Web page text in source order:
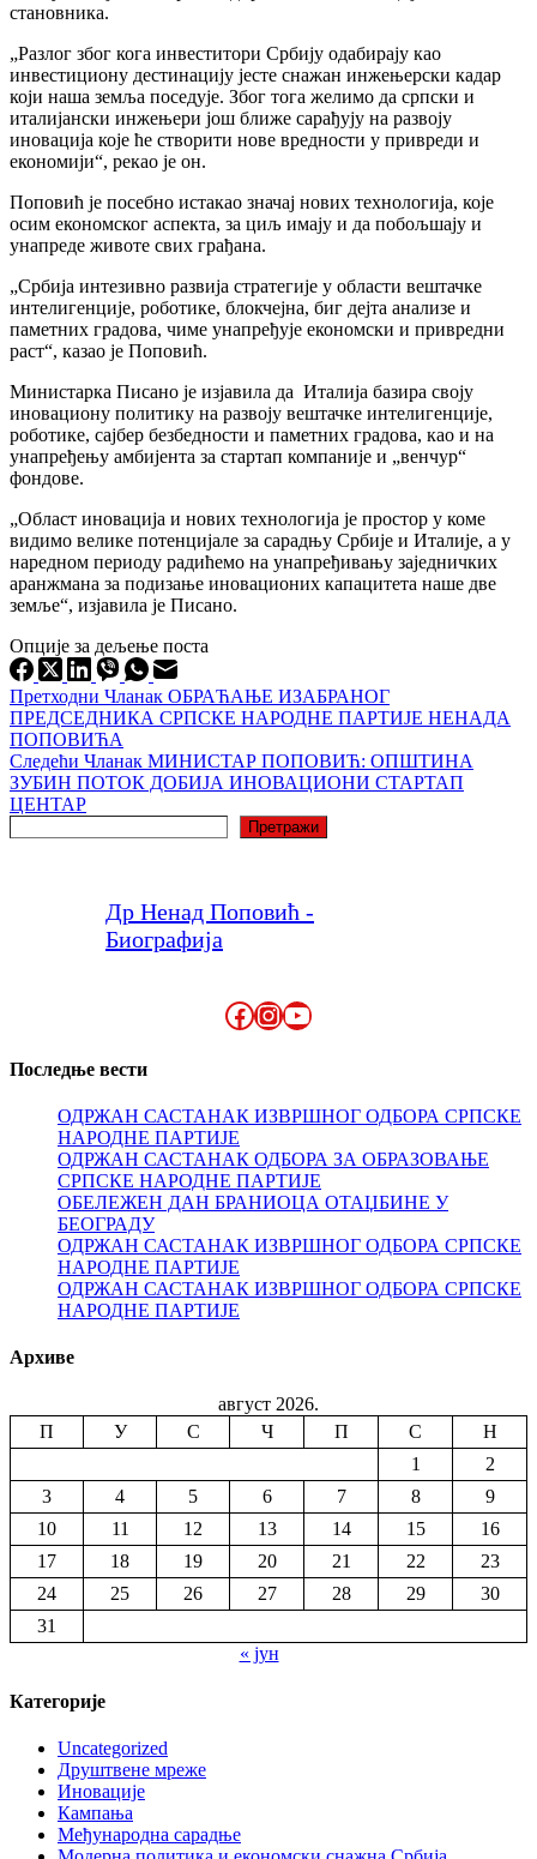
становника.
„Разлог због кога инвеститори Србију одабирају као
инвестициону дестинацију јесте снажан инжењерски кадар
који наша земља поседује. Због тога желимо да српски и
италијански инжењери још ближе сарађују на развоју
иновација које ће створити нове вредности у привреди и
економији“, рекао је он.
Поповић је посебно истакао значај нових технологија, које
осим економског аспекта, за циљ имају и да побољшају и
унапреде животе свих грађана.
„Србија интезивно развија стратегије у области вештачке
интелигенције, роботике, блокчејна, биг дејта анализе и
паметних градова, чиме унапређује економски и привредни
раст“, казао је Поповић.
Министарка Писано је изјавила да Италија базира своју
иновациону политику на развоју вештачке интелигенције,
роботике, сајбер безбедности и паметних градова, као и на
унапређењу амбијента за стартап компаније и „венчур“
фондове.
„Област иновација и нових технологија је простор у коме
видимо велике потенцијале за сарадњу Србије и Италије, а у
наредном периоду радићемо на унапређивању заједничких
аранжмана за подизање иновационих капацитета наше две
земље“, изјавила је Писано.
Опције за дељење поста
Претходни Чланак ОБРАЋАЊЕ ИЗАБРАНОГ
ПРЕДСЕДНИКА СРПСКЕ НАРОДНЕ ПАРТИЈЕ НЕНАДА
ПОПОВИЋА
Следећи Чланак МИНИСТАР ПОПОВИЋ: OПШТИНА
ЗУБИН ПОТОК ДОБИЈА ИНОВАЦИОНИ СТАРТАП
ЦЕНТАР
Претражи
Др Ненад Поповић -
Биографија
Facebook
Instagram
YouTube
Последње вести
ОДРЖАН САСТАНАК ИЗВРШНОГ ОДБОРА СРПСКЕ
НАРОДНЕ ПАРТИЈЕ
ОДРЖАН САСТАНАК ОДБОРА ЗА ОБРАЗОВАЊЕ
СРПСКЕ НАРОДНЕ ПАРТИЈЕ
ОБЕЛЕЖЕН ДАН БРАНИОЦА ОТАЏБИНЕ У
БЕОГРАДУ
ОДРЖАН САСТАНАК ИЗВРШНОГ ОДБОРА СРПСКЕ
НАРОДНЕ ПАРТИЈЕ
ОДРЖАН САСТАНАК ИЗВРШНОГ ОДБОРА СРПСКЕ
НАРОДНЕ ПАРТИЈЕ
Архиве
август 2026.
П
У С Ч П С
Н
1
2
3
4 5 6 7 8
9
10
11 12 13 14 15
16
17
18 19 20 21 22
23
24
25 26 27 28 29
30
31
« јун
Категорије
Uncategorized
Друштвене мреже
Иновације
Кампања
Међународна сарадње